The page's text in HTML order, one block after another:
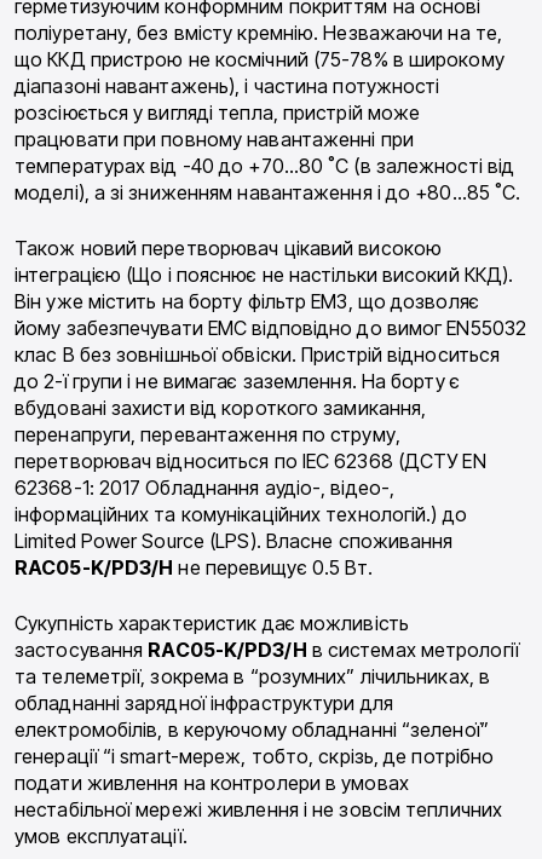
герметизуючим конформним покриттям на основі
поліуретану, без вмісту кремнію. Незважаючи на те,
що ККД пристрою не космічний (75-78% в широкому
діапазоні навантажень), і частина потужності
розсіюється у вигляді тепла, пристрій може
працювати при повному навантаженні при
температурах від -40 до +70…80 ˚C (в залежності від
моделі), а зі зниженням навантаження і до +80…85 ˚C.
Також новий перетворювач цікавий високою
інтеграцією (Що і пояснює не настільки високий ККД).
Він уже містить на борту фільтр ЕМЗ, що дозволяє
йому забезпечувати ЕМС відповідно до вимог EN55032
клас B без зовнішньої обвіски. Пристрій відноситься
до 2-ї групи і не вимагає заземлення. На борту є
вбудовані захисти від короткого замикання,
перенапруги, перевантаження по струму,
перетворювач відноситься по IEC 62368 (ДСТУ EN
62368-1: 2017 Обладнання аудіо-, відео-,
інформаційних та комунікаційних технологій.) до
Limited Power Source (LPS). Власне споживання
RAC05-K/PD3/H не перевищує 0.5 Вт.
Сукупність характеристик дає можливість
застосування RAC05-K/PD3/H в системах метрології
та телеметрії, зокрема в “розумних” лічильниках, в
обладнанні зарядної інфраструктури для
електромобілів, в керуючому обладнанні “зеленої”
генерації “і smart-мереж, тобто, скрізь, де потрібно
подати живлення на контролери в умовах
нестабільної мережі живлення і не зовсім тепличних
умов експлуатації.